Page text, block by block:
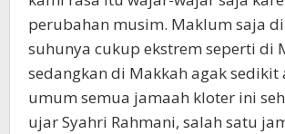
perubahan musim. Maklum saja
suhunya cukup ekstrem seperti di
sedangkan di Makkah agak sedikit
umum semua jamaah kloter ini
ujar Syahri Rahmani, salah satu